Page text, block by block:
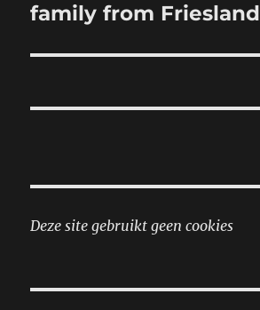
bericht:
family from Friesland
Deze site gebruikt geen cookies